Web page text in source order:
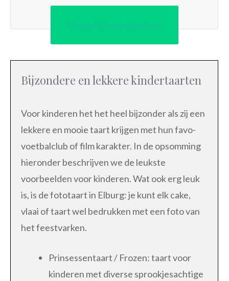
Vergelijk aanbieders
Bijzondere en lekkere kindertaarten
Voor kinderen het het heel bijzonder als zij een
lekkere en mooie taart krijgen met hun favo-
voetbalclub of film karakter. In de opsomming
hieronder beschrijven we de leukste
voorbeelden voor kinderen. Wat ook erg leuk
is, is de fototaart in Elburg: je kunt elk cake,
vlaai of taart wel bedrukken met een foto van
het feestvarken.
Prinsessentaart / Frozen: taart voor
kinderen met diverse sprookjesachtige